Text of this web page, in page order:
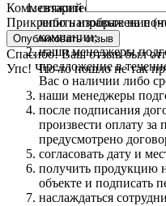
Комментарий
Прикрепить изображение
Спасибо! Ваш отзыв был
Упс! Что-то пошло не так
свяжитесь с нами
либо направьте на
компании;
наши менеджеры
предложение в
Вас о наличии либо
наши менеджеры
после подписания
произвести оплату за
предусмотрено
согласовать дату и
получить продукцию
объекте и подписать
наслаждаться